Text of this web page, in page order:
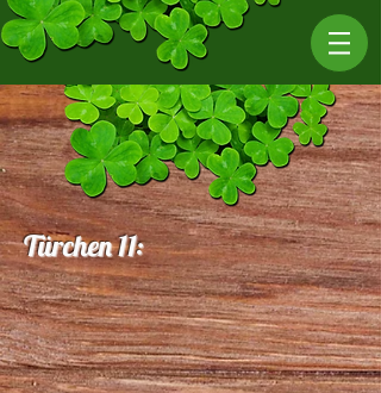
Türchen 11: